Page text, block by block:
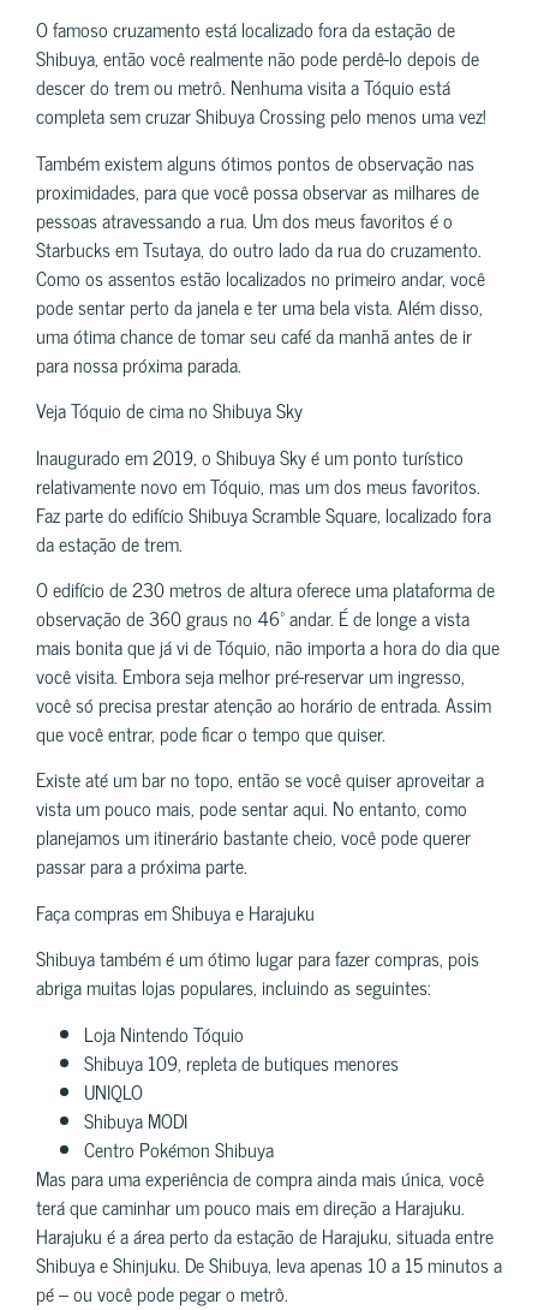
O famoso cruzamento está localizado fora da estação de
Shibuya, então você realmente não pode perdê-lo depois de
descer do trem ou metrô. Nenhuma visita a Tóquio está
completa sem cruzar Shibuya Crossing pelo menos uma vez!
Também existem alguns ótimos pontos de observação nas
proximidades, para que você possa observar as milhares de
pessoas atravessando a rua. Um dos meus favoritos é o
Starbucks em Tsutaya, do outro lado da rua do cruzamento.
Como os assentos estão localizados no primeiro andar, você
pode sentar perto da janela e ter uma bela vista. Além disso,
uma ótima chance de tomar seu café da manhã antes de ir
para nossa próxima parada.
Veja Tóquio de cima no Shibuya Sky
Inaugurado em 2019, o Shibuya Sky é um ponto turístico
relativamente novo em Tóquio, mas um dos meus favoritos.
Faz parte do edifício Shibuya Scramble Square, localizado fora
da estação de trem.
O edifício de 230 metros de altura oferece uma plataforma de
observação de 360 graus no 46º andar. É de longe a vista
mais bonita que já vi de Tóquio, não importa a hora do dia que
você visita. Embora seja melhor pré-reservar um ingresso,
você só precisa prestar atenção ao horário de entrada. Assim
que você entrar, pode ficar o tempo que quiser.
Existe até um bar no topo, então se você quiser aproveitar a
vista um pouco mais, pode sentar aqui. No entanto, como
planejamos um itinerário bastante cheio, você pode querer
passar para a próxima parte.
Faça compras em Shibuya e Harajuku
Shibuya também é um ótimo lugar para fazer compras, pois
abriga muitas lojas populares, incluindo as seguintes:
Loja Nintendo Tóquio
Shibuya 109, repleta de butiques menores
UNIQLO
Shibuya MODI
Centro Pokémon Shibuya
Mas para uma experiência de compra ainda mais única, você
terá que caminhar um pouco mais em direção a Harajuku.
Harajuku é a área perto da estação de Harajuku, situada entre
Shibuya e Shinjuku. De Shibuya, leva apenas 10 a 15 minutos a
pé – ou você pode pegar o metrô.